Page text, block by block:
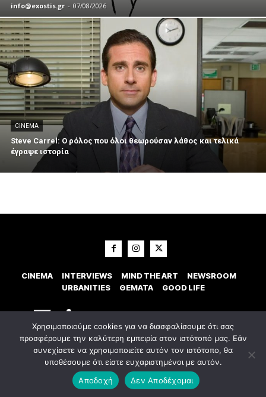
info@exostis.gr - 07/08/2026
CINEMA
Steve Carrel: Ο ρόλος που όλοι θεωρούσαν λάθος και τελικά
έγραψε ιστορία
CINEMA INTERVIEWS MIND THE ART
NEWSROOM
URBANITIES
ΘΕΜΑΤΑ GOOD LIFE
© 2023 Εxostispress - All right reserved. Κατασκευή Ιστοσελίδας
digital agency
Οροι χρήσης
Χρησιμοποιούμε cookies για να διασφαλίσουμε ότι σας
προσφέρουμε την καλύτερη εμπειρία στον ιστότοπό μας. Εάν
συνεχίσετε να χρησιμοποιείτε αυτόν τον ιστότοπο, θα
υποθέσουμε ότι είστε ευχαριστημένοι με αυτόν.
Αποδοχή
Δεν Αποδέχομαι